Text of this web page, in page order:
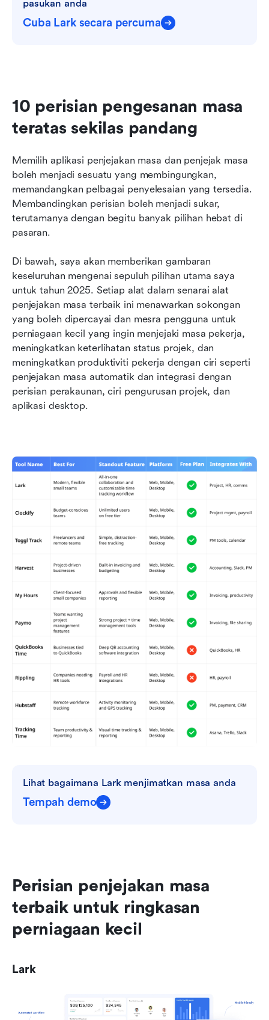
pasukan anda
Cuba Lark secara percuma
10 perisian pengesanan masa
teratas sekilas pandang
Memilih aplikasi penjejakan masa dan penjejak masa
boleh menjadi sesuatu yang membingungkan,
memandangkan pelbagai penyelesaian yang tersedia.
Membandingkan perisian boleh menjadi sukar,
terutamanya dengan begitu banyak pilihan hebat di
pasaran.
Di bawah, saya akan memberikan gambaran
keseluruhan mengenai sepuluh pilihan utama saya
untuk tahun 2025. Setiap alat dalam senarai alat
penjejakan masa terbaik ini menawarkan sokongan
yang boleh dipercayai dan mesra pengguna untuk
perniagaan kecil yang ingin menjejaki masa pekerja,
meningkatkan keterlihatan status projek, dan
meningkatkan produktiviti pekerja dengan ciri seperti
penjejakan masa automatik dan integrasi dengan
perisian perakaunan, ciri pengurusan projek, dan
aplikasi desktop.
Lihat bagaimana Lark menjimatkan masa anda
Tempah demo
Perisian penjejakan masa
terbaik untuk ringkasan
perniagaan kecil
Lark